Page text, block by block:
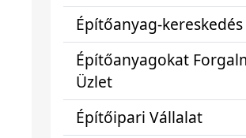
Építőanyag-kereskedés
Építőanyagokat
Üzlet
Építőipari Vállalat